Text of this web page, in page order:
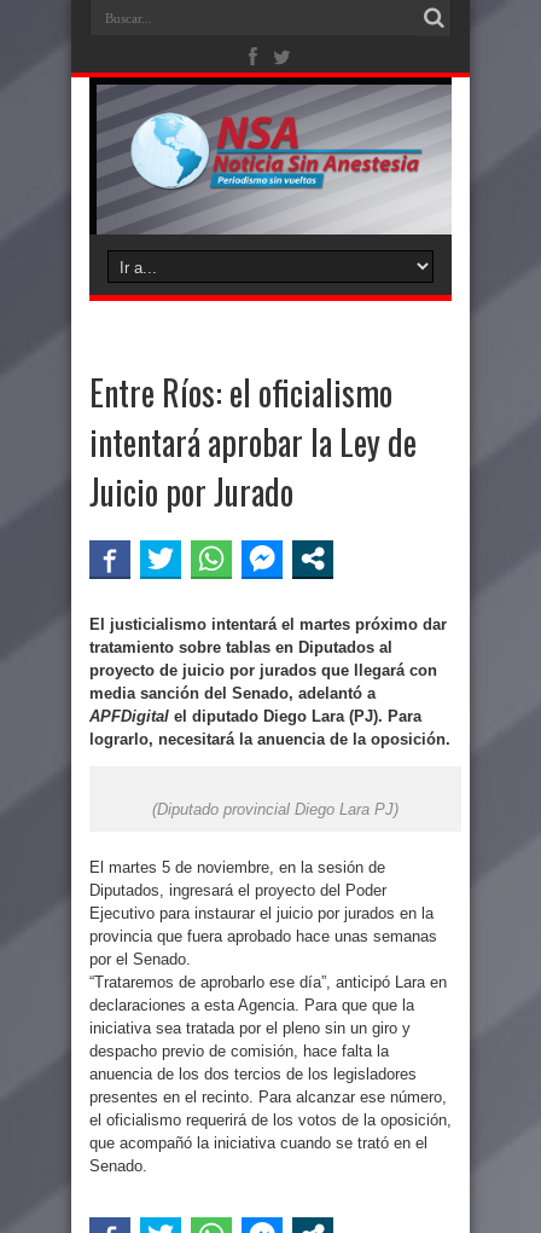
Entre Ríos: el oficialismo
intentará aprobar la Ley de
Juicio por Jurado
El justicialismo intentará el martes próximo dar
tratamiento sobre tablas en Diputados al
proyecto de juicio por jurados que llegará con
media sanción del Senado, adelantó a
APFDigital el diputado Diego Lara (PJ). Para
lograrlo, necesitará la anuencia de la oposición.
(Diputado provincial Diego Lara PJ)
El martes 5 de noviembre, en la sesión de
Diputados, ingresará el proyecto del Poder
Ejecutivo para instaurar el juicio por jurados en la
provincia que fuera aprobado hace unas semanas
por el Senado.
“Trataremos de aprobarlo ese día”, anticipó Lara en
declaraciones a esta Agencia. Para que que la
iniciativa sea tratada por el pleno sin un giro y
despacho previo de comisión, hace falta la
anuencia de los dos tercios de los legisladores
presentes en el recinto. Para alcanzar ese número,
el oficialismo requerirá de los votos de la oposición,
que acompañó la iniciativa cuando se trató en el
Senado.